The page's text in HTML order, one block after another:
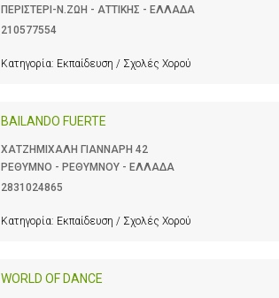
ΠΕΡΙΣΤΕΡΙ-Ν.ΖΩΗ - ΑΤΤΙΚΗΣ - ΕΛΛΑΔΑ
210577554
Κατηγορία: Εκπαίδευση / Σχολές Χορού
BAILANDO FUERTE
ΧΑΤΖΗΜΙΧΑΛΗ ΓΙΑΝΝΑΡΗ 42
ΡΕΘΥΜΝΟ - ΡΕΘΥΜΝΟΥ - ΕΛΛΑΔΑ
2831024865
Κατηγορία: Εκπαίδευση / Σχολές Χορού
WORLD OF DANCE